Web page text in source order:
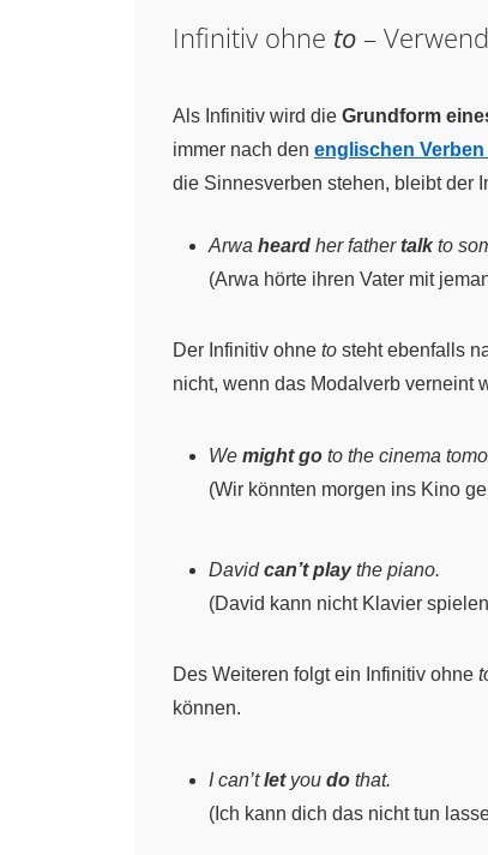
Infinitiv ohne to –
Als Infinitiv wird die Grundform
immer nach den englischen
die Sinnesverben stehen, bleibt der
Arwa heard her fathertalkto
(Arwa hörte ihren Vater mit
Der Infinitiv ohne to steht ebenfalls
nicht, wenn das Modalverb verneint
We might go to the cinema
(Wir könnten morgen ins Kino
Davidcan’t playthe piano.
(David kann nicht Klavier
Des Weiteren folgt ein Infinitiv ohne
können.
I can’tletyou do that.
(Ich kann dich das nicht tun